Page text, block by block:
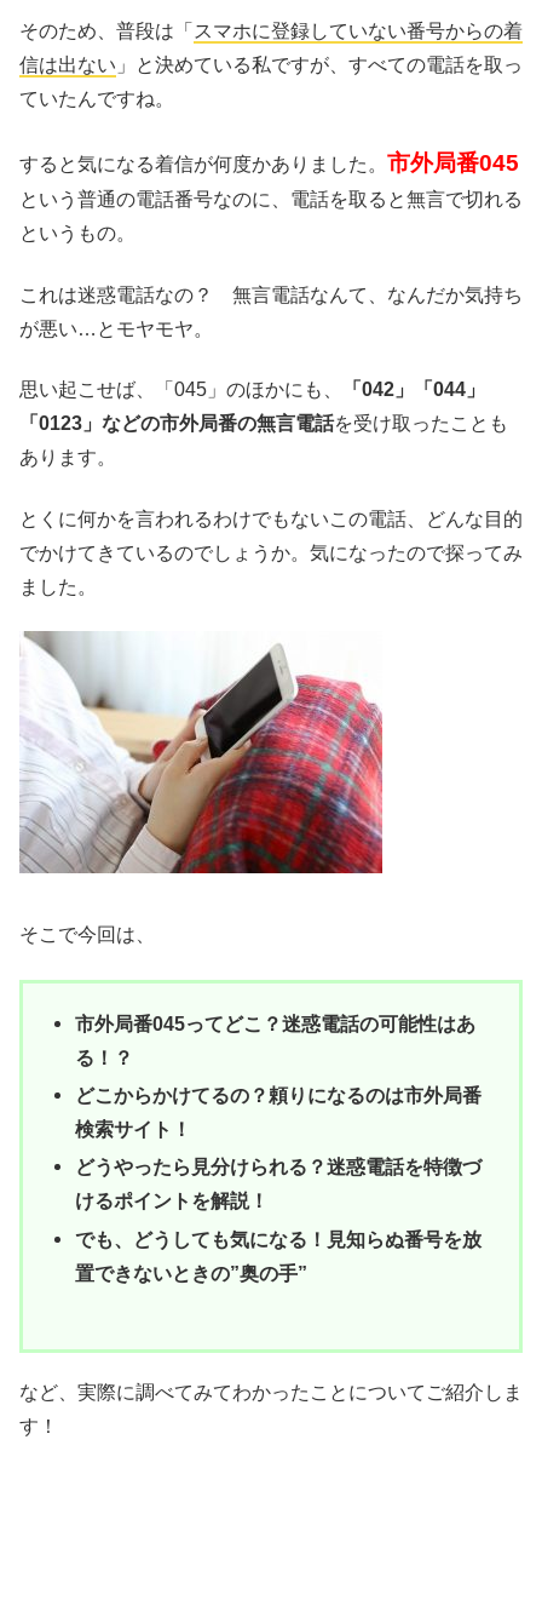
そのため、普段は「 スマホに登録していない番号からの着
信は出ない 」と決めている私ですが、すべての電話を取っ
ていたんですね。
すると気になる着信が何度かありました。 市外局番045
という普通の電話番号なのに、電話を取ると無言で切れる
というもの。
これは迷惑電話なの？ 無言電話なんて、なんだか気持ち
が悪い…とモヤモヤ。
思い起こせば、「045」のほかにも、
「042」「044」
「0123」などの市外局番の無言電話を受け取ったことも
あります。
とくに何かを言われるわけでもないこの電話、どんな目的
でかけてきているのでしょうか。気になったので探ってみ
ました。
そこで今回は、
市外局番045ってどこ？迷惑電話の可能性はあ
る！？
どこからかけてるの？頼りになるのは市外局番
検索サイト！
どうやったら見分けられる？迷惑電話を特徴づ
けるポイントを解説！
でも、どうしても気になる！見知らぬ番号を放
置できないときの”奥の手”
など、実際に調べてみてわかったことについてご紹介しま
す！